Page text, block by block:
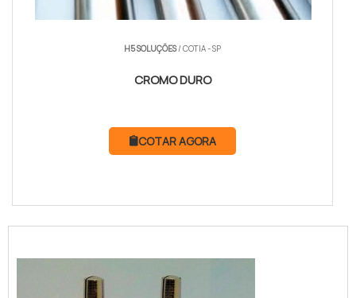
H5 SOLUÇÕES/ COTIA - SP
CROMO DURO
COTAR AGORA